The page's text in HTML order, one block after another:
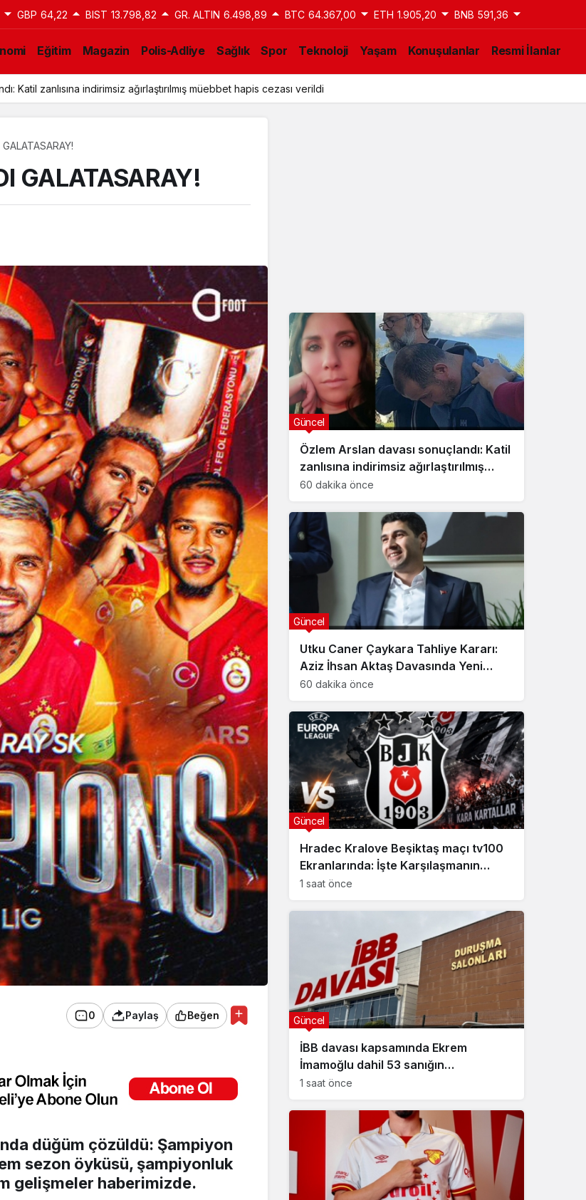
GBP 64,22 BIST 13.798,82 GR. ALTIN 6.498,89 BTC 64.367,00 ETH 1.905,20 BNB 591,36
Eğitim Magazin Polis-Adliye Sağlık Spor Teknoloji Yaşam Konuşulanlar Resmi İlanlar
Aziz İhsan Aktaş Davasında Yeni Gelişme
GALATASARAY!
0 Paylaş Beğen
düğüm çözüldü: Şampiyon
sezon öyküsü, şampiyonluk
gelişmeler haberimizde.
Özlem Arslan davası sonuçlandı: Katil
zanlısına indirimsiz ağırlaştırılmış
müebbet hapis cezası verildi
60 dakika önce
Güncel
Utku Caner Çaykara Tahliye Kararı:
Aziz İhsan Aktaş Davasında Yeni
Gelişme
60 dakika önce
Güncel
Hradec Kralove Beşiktaş maçı tv100
Ekranlarında: İşte Karşılaşmanın
Detayları
1 saat önce
Güncel
İBB davası kapsamında Ekrem
İmamoğlu dahil 53 sanığın
tutukluluğuna devam kararı
1 saat önce
Güncel